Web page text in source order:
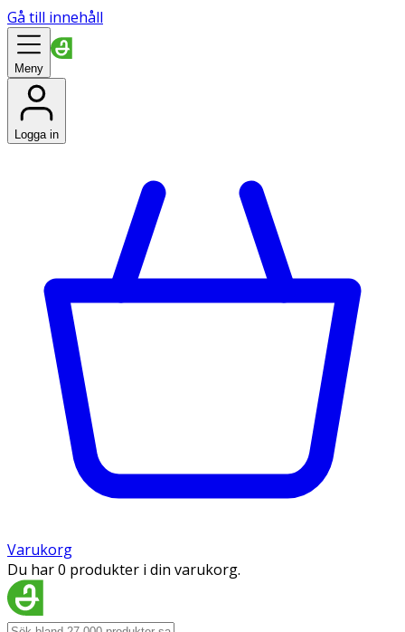
Gå till innehåll
Meny
Logga in
Varukorg
Du har 0 produkter i din varukorg.